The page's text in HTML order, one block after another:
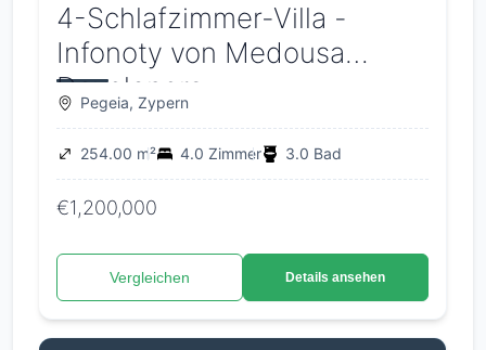
4-Schlafzimmer-Villa -
Infonoty von Medousa
Developers
Pegeia, Zypern
254.00 m² 4.0 Zimmer 3.0 Bad
€1,200,000
Vergleichen Details ansehen